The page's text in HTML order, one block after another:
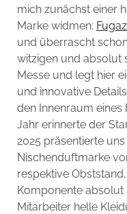
ONLINE-SHOP
DAS ALZD-TEAM
mich zunächst einer
Marke widmen:
und überrascht
witzigen und absolut
Messe und legt hier
und innovative
den Innenraum
Jahr erinnerte der
2025 präsentierte
Nischenduftmarke
respektive
Komponente absolut
Mitarbeiter helle